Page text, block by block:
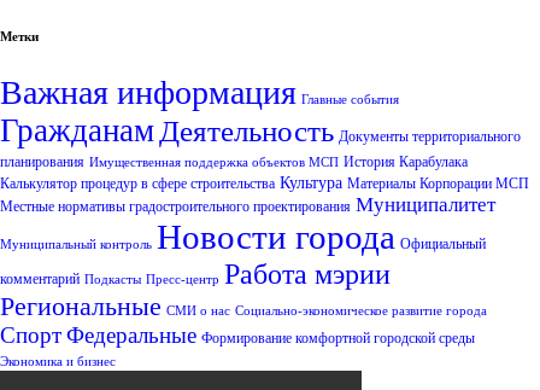
Метки
Важная информация Главные события
Гражданам Деятельность Документы территориального
планирования Имущественная поддержка объектов МСП История Карабулака
Калькулятор процедур в сфере строительства Культура Материалы Корпорации МСП
Местные нормативы градостроительного проектирования Муниципалитет
Муниципальный контроль Новости города Официальный
комментарий Подкасты Пресс-центр Работа мэрии
Региональные СМИ о нас Социально-экономическое развитие города
СпортФедеральные Формирование комфортной городской среды
Экономика и бизнес